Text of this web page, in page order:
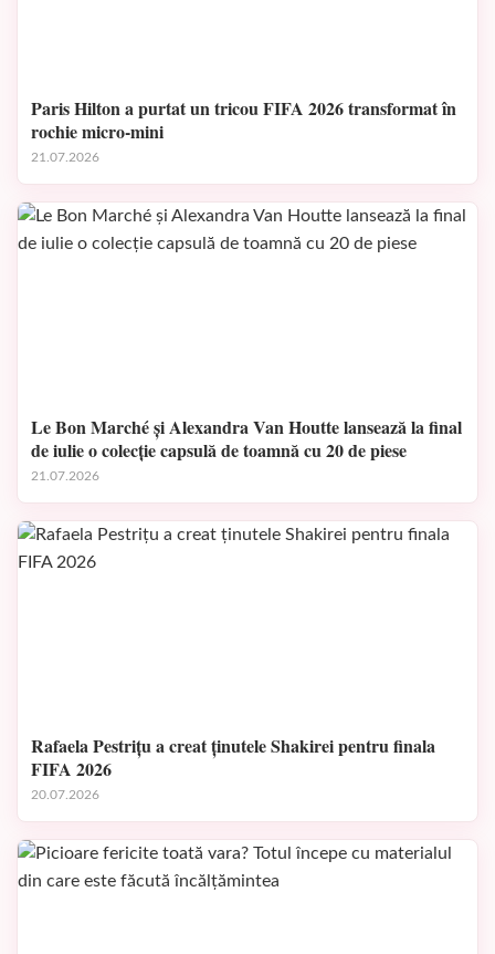
Paris Hilton a purtat un tricou FIFA 2026 transformat în
rochie micro-mini
21.07.2026
Le Bon Marché și Alexandra Van Houtte lansează la final
de iulie o colecție capsulă de toamnă cu 20 de piese
21.07.2026
Rafaela Pestrițu a creat ținutele Shakirei pentru finala
FIFA 2026
20.07.2026